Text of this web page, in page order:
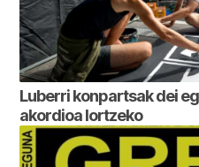
Luberri konpartsak dei
akordioa lortzeko